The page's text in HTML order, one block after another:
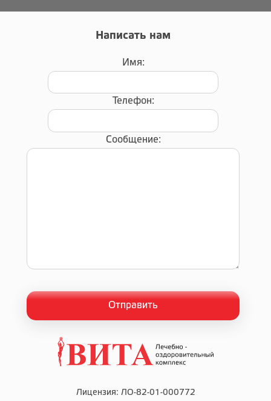
Написать нам
Имя:
Телефон:
Сообщение:
Лицензия: ЛО-82-01-000772